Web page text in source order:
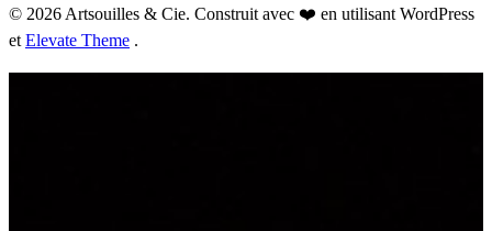
© 2026 Artsouilles & Cie. Construit avec ❤️ en utilisant WordPress
et Elevate Theme .